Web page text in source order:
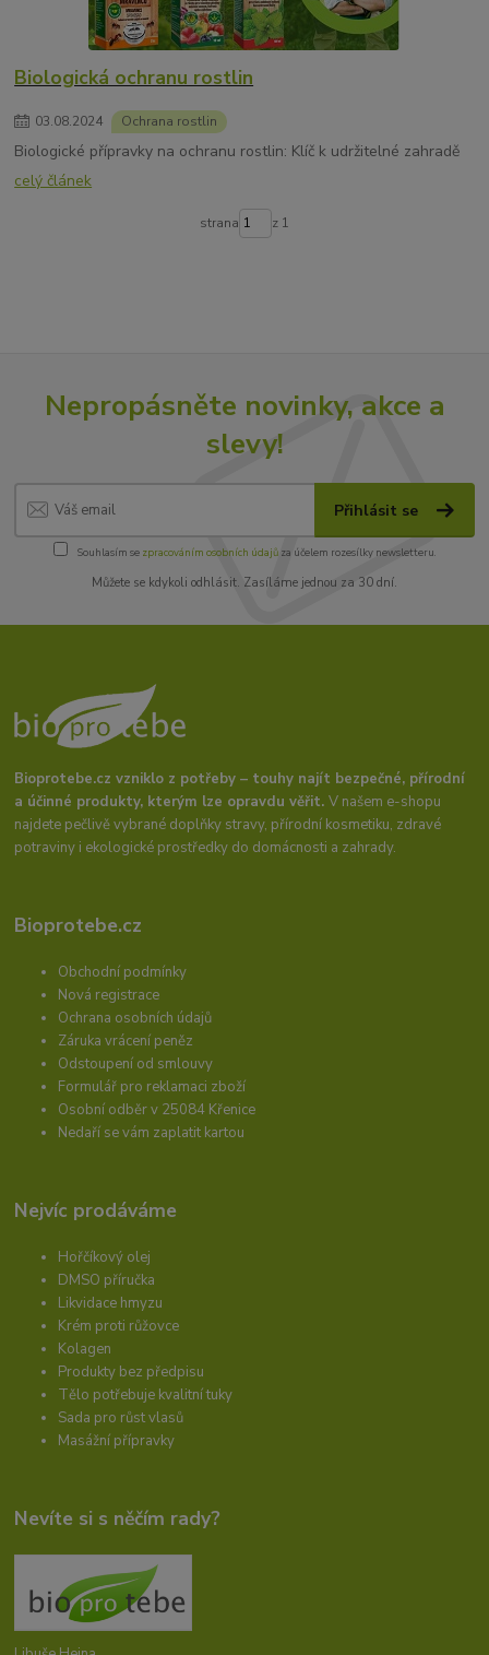
Biologická ochranu rostlin
03.08.2024 Ochrana rostlin
Biologické přípravky na ochranu rostlin: Klíč k udržitelné zahradě
celý článek
strana z 1
Nepropásněte novinky, akce a
slevy!
Přihlásit se
Souhlasím se zpracováním osobních údajůza účelem rozesílky newsletteru.
Můžete se kdykoli odhlásit. Zasíláme jednou za 30 dní.
Bioprotebe.cz vzniklo z potřeby – touhy najít bezpečné, přírodní
a účinné produkty, kterým lze opravdu věřit.V našem e-shopu
najdete pečlivě vybrané doplňky stravy, přírodní kosmetiku, zdravé
potraviny i ekologické prostředky do domácnosti a zahrady.
Bioprotebe.cz
Obchodní podmínky
Nová registrace
Ochrana osobních údajů
Záruka vrácení peněz
Odstoupení od smlouvy
Formulář pro reklamaci zboží
Osobní odběr v 25084 Křenice
Nedaří se vám zaplatit kartou
Nejvíc prodáváme
Hořčíkový olej
DMSO příručka
Likvidace hmyzu
Krém proti růžovce
Kolagen
Produkty bez předpisu
Tělo potřebuje kvalitní tuky
Sada pro růst vlasů
Masážní přípravky
Nevíte si s něčím rady?